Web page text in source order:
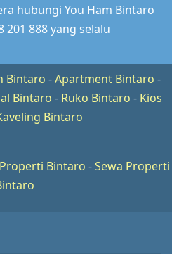
hubungi You Ham Bintaro
201 888 yang selalu
Bintaro -Apartment Bintaro -
Bintaro - Ruko Bintaro - Kios
Bintaro
Bintaro -Sewa Properti